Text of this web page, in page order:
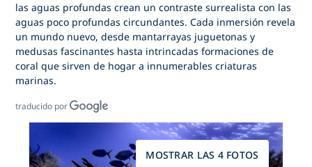
las aguas profundas crean un contraste surrealista con las
aguas poco profundas circundantes. Cada inmersión revela
un mundo nuevo, desde mantarrayas juguetonas y
medusas fascinantes hasta intrincadas formaciones de
coral que sirven de hogar a innumerables criaturas
marinas.
traducido por
MOSTRAR LAS 4 FOTOS